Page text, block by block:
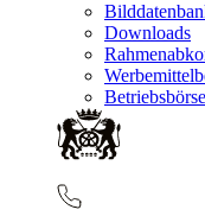
Downloads
Betriebsbörse